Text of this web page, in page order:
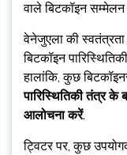
वाले बिटकॉइन
वेनेजुएला की
बिटकॉइन
हालांकि, कुछ
पारिस्थितिकी तंत्र के
आलोचना करें.
ट्विटर पर, कुछ